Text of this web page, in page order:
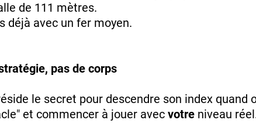
de 111 mètres.
déjà avec un fer moyen.
pas de corps
le secret pour descendre son index
et commencer à jouer avec votre niveau